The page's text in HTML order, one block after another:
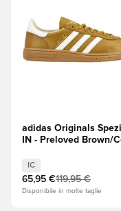
adidas Originals
IN - Preloved Brown/
IC
65,95 €119,95 €
Disponibile in molte taglie